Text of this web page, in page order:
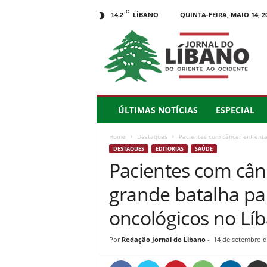
14.2 C LÍBANO QUINTA-FEIRA, MAIO 14,
r
ÚLTIMAS NOTÍCIAS ESPECIAL
Home Destaques Pacientes com câncer
DESTAQUES EDITORIAS SAÚDE
Pacientes com
grande batalha
oncológicos no
Por Redação Jornal do Líbano- 14 de setembro